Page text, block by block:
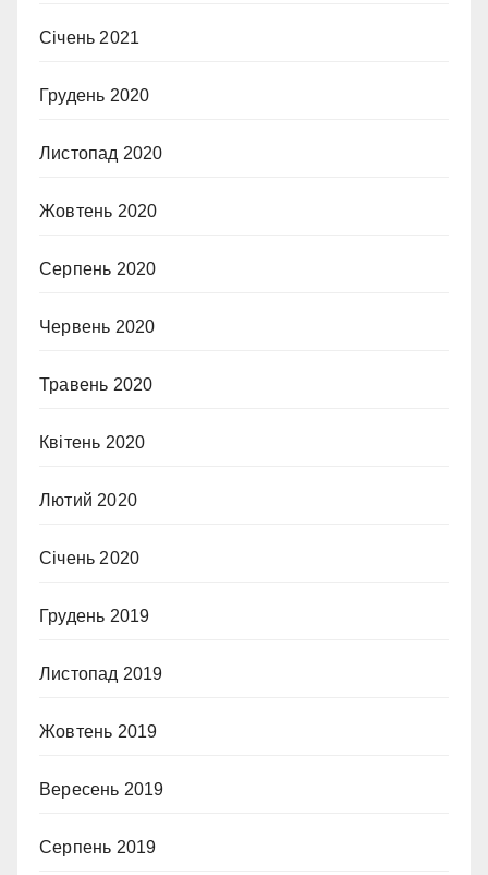
Січень 2021
Грудень 2020
Листопад 2020
Жовтень 2020
Серпень 2020
Червень 2020
Травень 2020
Квітень 2020
Лютий 2020
Січень 2020
Грудень 2019
Листопад 2019
Жовтень 2019
Вересень 2019
Серпень 2019